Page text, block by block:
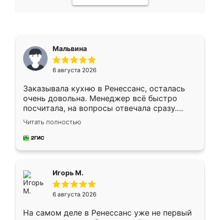
Мальвина
6 августа 2026
Заказывала кухню в Ренессанс, осталась
очень довольна. Менеджер всё быстро
посчитала, на вопросы отвечала сразу.
Замерщик приехал в субботу, подошёл к
делу со всей ответственностью. Собрали
за день, ребята работали аккуратно, даже
Читать полностью
Игорь М.
6 августа 2026
На самом деле в Ренессанс уже не первый